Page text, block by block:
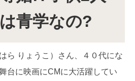
青学なの?
ら りょうこ）さん、４０代にな
台に映画にCMに大活躍してい